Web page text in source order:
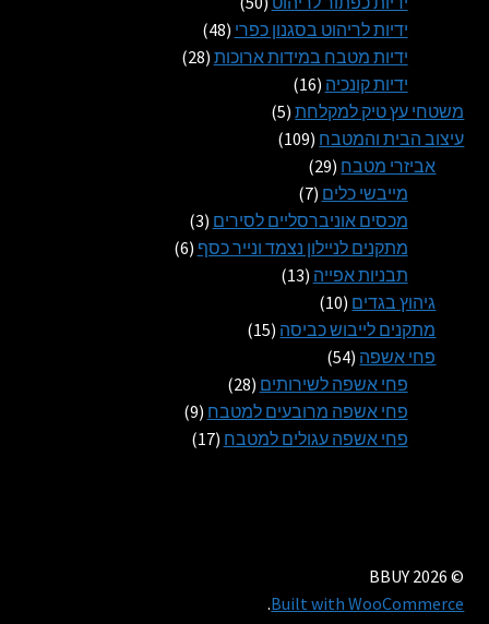
מוצריםידיות לריהוט בסגנון כפרי 48
48
מוצרים ידיות מטבח במידות ארוכות 28
28
ידיות קונכיה 16
16
מוצריםמשטחי עץ טיק למקלחת 5
5
מוצרים
עיצוב הבית והמטבח 109
109
אביזרי מטבח 29
29
מוצרים מייבשי כלים 7
7
מוצרים
מכסים אוניברסליים לסירים 3
3
מוצרים מתקנים לניילון נצמד ונייר כסף 6
6
תבניות אפייה 13
13
גיהוץ בגדים 10
10
מוצרים
מתקנים לייבוש כביסה 15
15
פחי אשפה 54
54
מוצרים
פחי אשפה לשירותים 28
28
מוצריםפחי אשפה מרובעים למטבח 9
9
פחי אשפה עגולים למטבח 17
17
© BBUY 2026
Built with WooCommerce
.